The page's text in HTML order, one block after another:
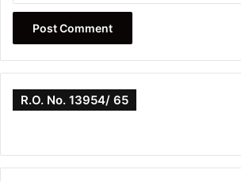
R.O. No. 13954/ 65